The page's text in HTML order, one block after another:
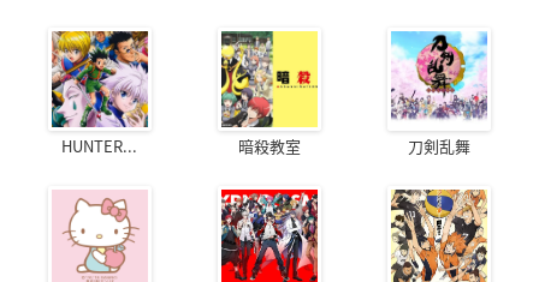
HUNTER... 暗殺教室 刀剣乱舞